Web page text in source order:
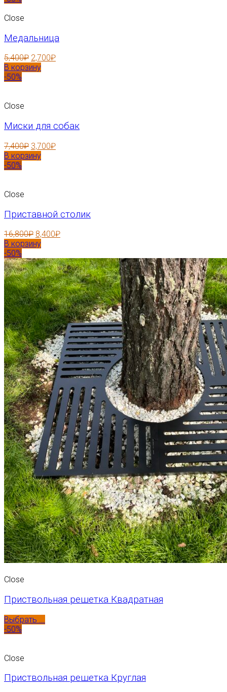
Close
Медальница
5,400₽ 2,700₽
В корзину
-50%
Close
Миски для собак
7,400₽ 3,700₽
В корзину
-50%
Close
Приставной столик
16,800₽ 8,400₽
В корзину
-50%
Close
Приствольная решетка Квадратная
Выбрать ...
-50%
Close
Приствольная решетка Круглая